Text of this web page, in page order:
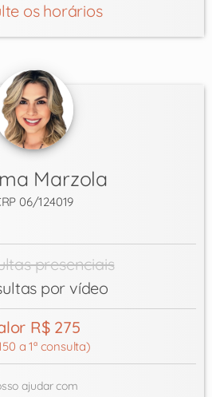
os horários
Marzola
06/124019
presenciais
por vídeo
R$ 275
a 1ª consulta)
ajudar com